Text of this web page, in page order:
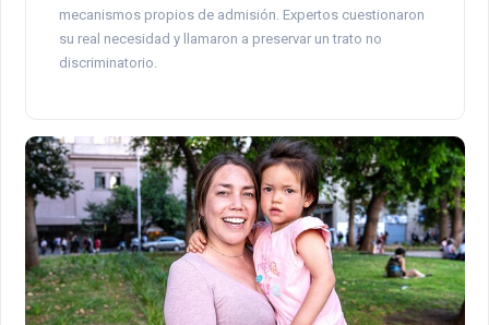
mecanismos propios de admisión. Expertos cuestionaron
su real necesidad y llamaron a preservar un trato no
discriminatorio.